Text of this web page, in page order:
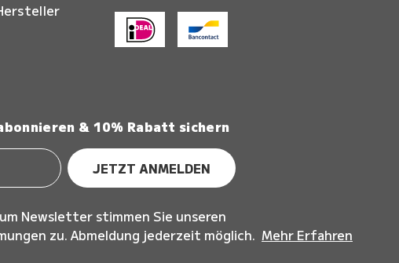
& 10% Rabatt sichern
JETZT ANMELDEN
Newsletter stimmen Sie unseren
zu. Abmeldung jederzeit möglich. Mehr Erfahren